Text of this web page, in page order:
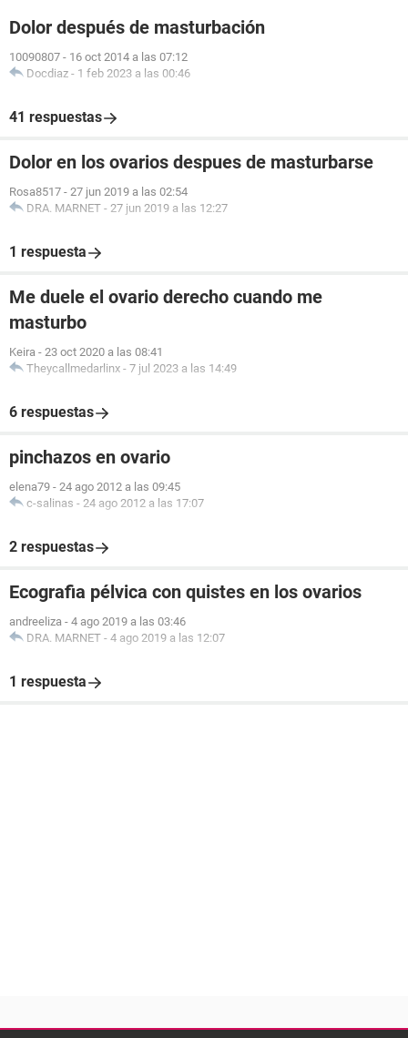
Dolor después de masturbación
10090807 - 16 oct 2014 a las 07:12
Docdiaz - 1 feb 2023 a las 00:46
41 respuestas
Dolor en los ovarios despues de masturbarse
Rosa8517 - 27 jun 2019 a las 02:54
DRA. MARNET - 27 jun 2019 a las 12:27
1 respuesta
Me duele el ovario derecho cuando me
masturbo
Keira - 23 oct 2020 a las 08:41
Theycallmedarlinx - 7 jul 2023 a las 14:49
6 respuestas
pinchazos en ovario
elena79 - 24 ago 2012 a las 09:45
c-salinas - 24 ago 2012 a las 17:07
2 respuestas
Ecografia pélvica con quistes en los ovarios
andreeliza - 4 ago 2019 a las 03:46
DRA. MARNET - 4 ago 2019 a las 12:07
1 respuesta